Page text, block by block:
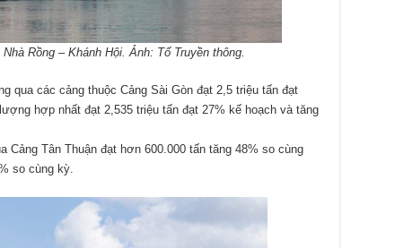
Rồng – Khánh Hội. Ảnh: Tổ Truyền thông.
qua các cảng thuộc Cảng Sài Gòn đạt 2,5 triệu tấn đạt
hợp nhất đạt 2,535 triệu tấn đạt 27% kế hoạch và tăng
Cảng Tân Thuận đạt hơn 600.000 tấn tăng 48% so cùng
so cùng kỳ.